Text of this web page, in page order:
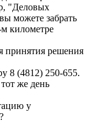
"Деловых
можете забрать
м километре
принятия решения
8 (4812) 250-655.
же день
у